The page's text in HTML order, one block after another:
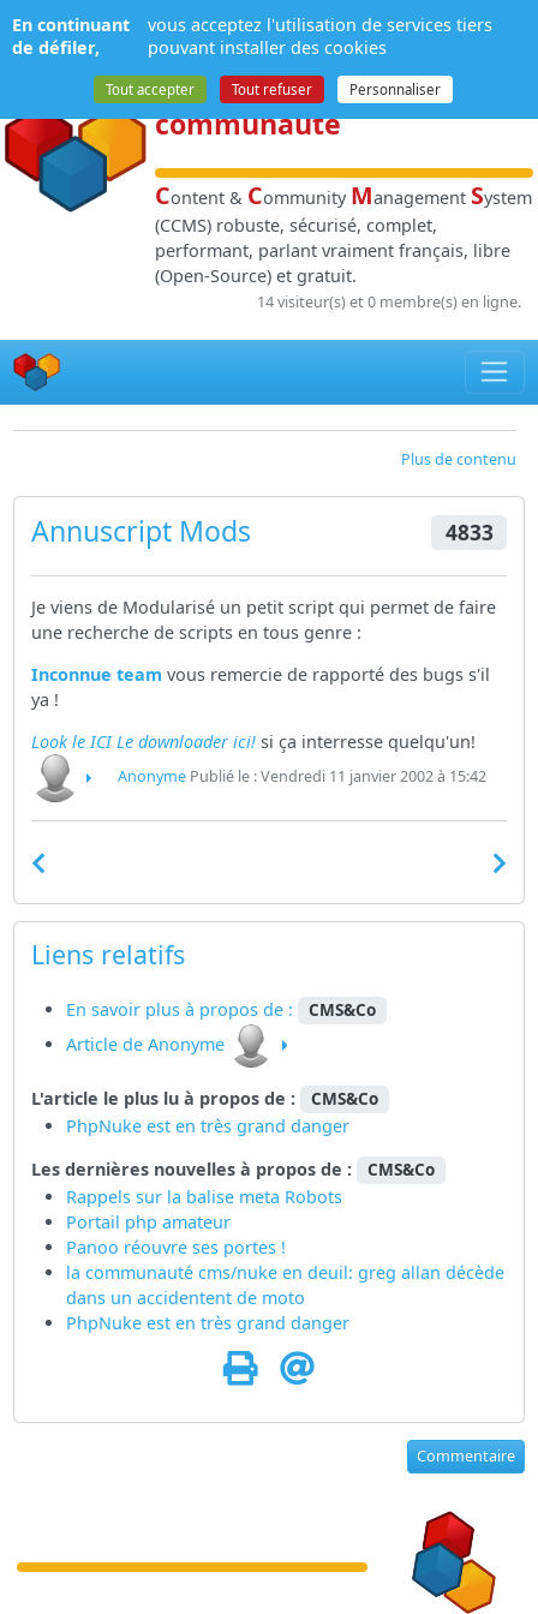
NPDS:Gestion de
contenuet de
communauté
Content & Community Management System
(CCMS) robuste, sécurisé, complet,
performant, parlant vraiment français, libre
(Open-Source) et gratuit.
14 visiteur(s) et 0 membre(s) en ligne.
Plus de contenu
Annuscript Mods 4833
Je viens de Modularisé un petit script qui permet de faire
une recherche de scripts en tous genre :
Inconnue teamvous remercie de rapporté des bugs s'il
ya !
Look le ICI Le downloader ici! si ça interresse quelqu'un!
AnonymePublié le : Vendredi 11 janvier 2002 à 15:42
Liens relatifs
En savoir plus à propos de : CMS&Co
Article de Anonyme
L'article le plus lu à propos de : CMS&Co
PhpNuke est en très grand danger
Les dernières nouvelles à propos de :
CMS&Co
Rappels sur la balise meta Robots
Portail php amateur
Panoo réouvre ses portes !
la communauté cms/nuke en deuil: greg allan décède
dans un accidentent de moto
PhpNuke est en très grand danger
Commentaire
Panneau de gestion des cookies
En continuant
de défiler,
vous acceptez l'utilisation de services tiers
pouvant installer des cookies
Tout accepter Tout refuser Personnaliser